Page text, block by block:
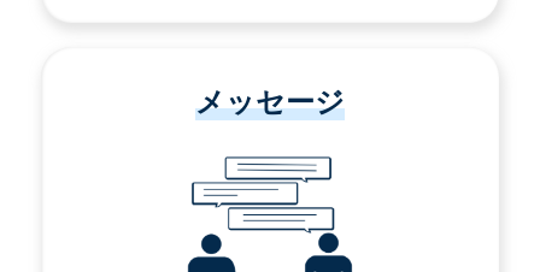
メッセージ